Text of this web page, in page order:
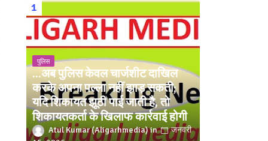
पुलिस
...अब पुलिस केवल चार्जशीट दाखिल
करके अपना पल्ला नहीं झाड़ सकती;
यदि शिकायत झूठी पाई जाती है, तो
शिकायतकर्ता के खिलाफ कार्रवाई होगी
Atul Kumar (Aligarhmedia)
जनवरी